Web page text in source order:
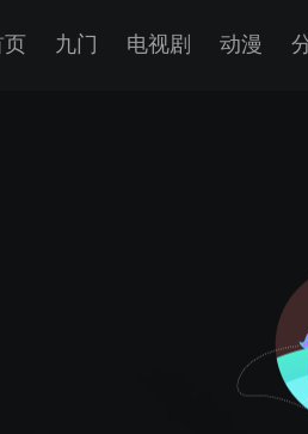
页 九门 电视剧 动漫